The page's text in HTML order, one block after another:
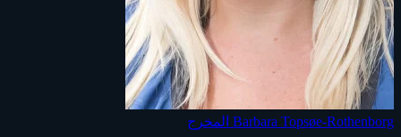
Barbara Topsøe-Rothenborg المخرج